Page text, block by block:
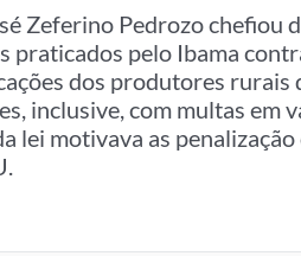
Zeferino Pedrozo chefiou
praticados pelo Ibama
dos produtores rurais
inclusive, com multas em
lei motivava as penalização